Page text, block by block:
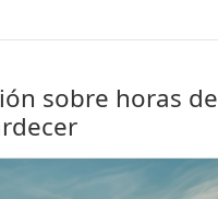
sobre horas de